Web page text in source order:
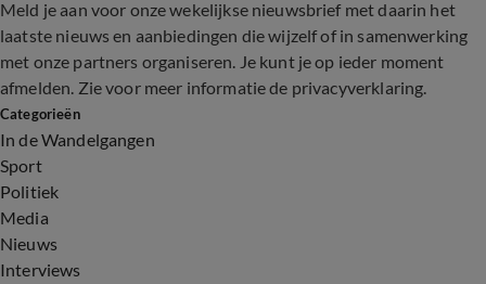
Meld je aan voor onze wekelijkse nieuwsbrief met daarin het
laatste nieuws en aanbiedingen die wijzelf of in samenwerking
met onze partners organiseren. Je kunt je op ieder moment
afmelden. Zie voor meer informatie de privacyverklaring.
Categorieën
In de Wandelgangen
Sport
Politiek
Media
Nieuws
Interviews